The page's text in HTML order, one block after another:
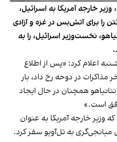
خارجه آمریکا به اسرائیل،
را برای آتش‌بس در غزه و آزادی
نخست‌وزیر اسرائیل، را به
اعلام کرد: «پس از اطلاع
مذاکرات در دوحه رخ داد، بار
همچنان در حال ایجاد
است.»
وزیر خارجه آمریکا به عنوان
به تل‌آویو سفر کرد.